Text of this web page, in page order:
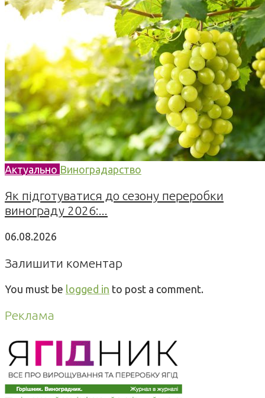
Актуально Виноградарство
Як підготуватися до сезону переробки
винограду 2026:...
06.08.2026
Залишити коментар
You must be logged in to post a comment.
Реклама